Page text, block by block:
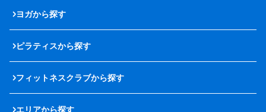
ヨガから探す
ピラティスから探す
フィットネスクラブから探す
エリアから探す